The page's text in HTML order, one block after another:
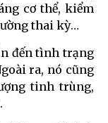
cơ thể, kiểm
thai kỳ…
đến tình trạng
ra, nó cũng
tinh trùng,